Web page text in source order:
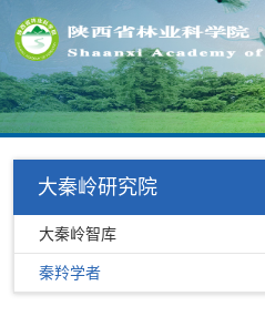
大秦岭研究院
大秦岭智库
秦羚学者